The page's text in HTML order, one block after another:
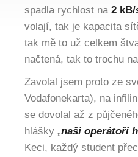
spadla rychlost na 2 kB/
volají, tak je kapacita
tak mě to už celkem
načtená, tak to trochu
Zavolal jsem proto ze
Vodafonekarta), na
se dovolal až z
hlášky „naši operátoři
Keci, každý student